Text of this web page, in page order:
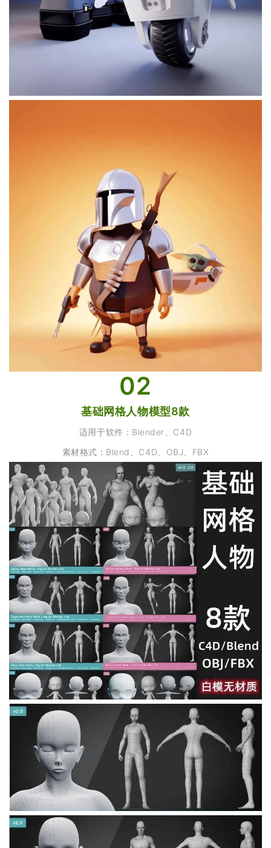
02
基础网格人物模型8款
适用于软件：Blender、C4D
素材格式：Blend、C4D、OBJ、FBX